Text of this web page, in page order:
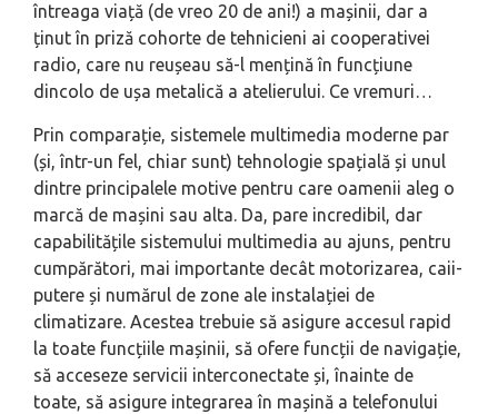
întreaga viață (de vreo 20 de ani!) a mașinii, dar a
ținut în priză cohorte de tehnicieni ai cooperativei
radio, care nu reușeau să-l mențină în funcțiune
dincolo de ușa metalică a atelierului. Ce vremuri…
Prin comparație, sistemele multimedia moderne par
(și, într-un fel, chiar sunt) tehnologie spațială și unul
dintre principalele motive pentru care oamenii aleg o
marcă de mașini sau alta. Da, pare incredibil, dar
capabilitățile sistemului multimedia au ajuns, pentru
cumpărători, mai importante decât motorizarea, caii-
putere și numărul de zone ale instalației de
climatizare. Acestea trebuie să asigure accesul rapid
la toate funcțiile mașinii, să ofere funcții de navigație,
să acceseze servicii interconectate și, înainte de
toate, să asigure integrarea în mașină a telefonului